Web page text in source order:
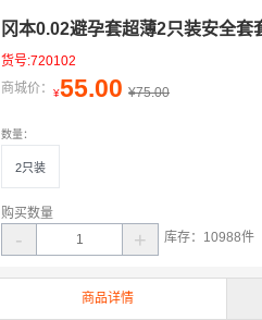
冈本0.02避孕套超薄2只装安全套
货号:720102
商城价：
¥55.00 ¥75.00
数量：
2只装
购买数量
- + 库存： 10988件
商品详情